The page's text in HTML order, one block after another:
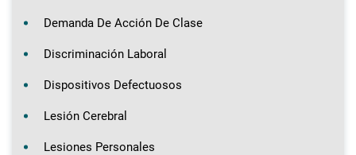
Demanda De Acción De Clase
Discriminación Laboral
Dispositivos Defectuosos
Lesión Cerebral
Lesiones Personales